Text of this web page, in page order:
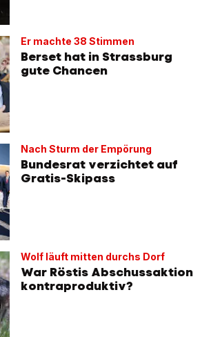
Er machte 38 Stimmen
Berset hat in Strassburg
gute Chancen
Nach Sturm der Empörung
Bundesrat verzichtet auf
Gratis-Skipass
Wolf läuft mitten durchs Dorf
War Röstis Abschussaktion
kontraproduktiv?